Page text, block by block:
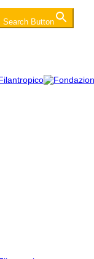
Search Button